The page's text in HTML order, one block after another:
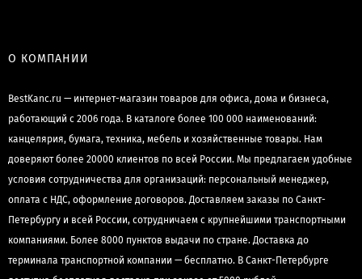
О КОМПАНИИ
BestKanc.ru — интернет-магазин товаров для офиса, дома и бизнеса,
работающий с 2006 года. В каталоге более 100 000 наименований:
канцелярия, бумага, техника, мебель и хозяйственные товары. Нам
доверяют более 20000 клиентов по всей России. Мы предлагаем удобные
условия сотрудничества для организаций: персональный менеджер,
оплата с НДС, оформление договоров. Доставляем заказы по Санкт-
Петербургу и всей России, сотрудничаем с крупнейшими транспортными
компаниями. Более 8000 пунктов выдачи по стране. Доставка до
терминала транспортной компании — бесплатно. В Санкт-Петербурге